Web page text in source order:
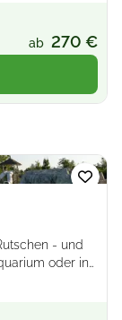
ab 270 €
- und
oder ins